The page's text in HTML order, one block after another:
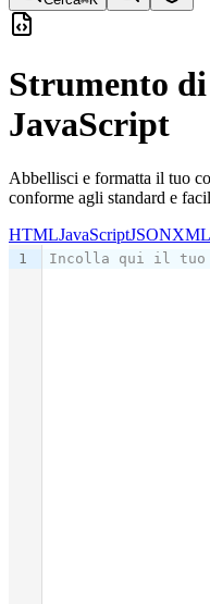
Cerca strumenti
Ricerca rapida di strumenti
Strumento
JavaScript
Abbellisci e formatta il tuo
conforme agli standard e
HTMLJavaScriptJSONXML
1 Incolla qui il tuo